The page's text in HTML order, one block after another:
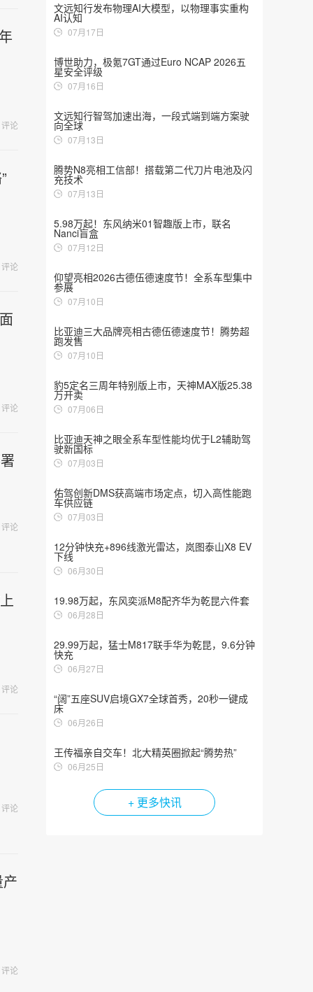
文远知行发布物理AI大模型，以物理事实重构
AI认知
07月17日
博世助力，极氪7GT通过Euro NCAP 2026五
星安全评级
07月16日
文远知行智驾加速出海，一段式端到端方案驶
向全球
07月13日
腾势N8亮相工信部！搭载第二代刀片电池及闪
充技术
07月13日
5.98万起！东风纳米01智趣版上市，联名
Nanci盲盒
07月12日
仰望亮相2026古德伍德速度节！全系车型集中
参展
07月10日
比亚迪三大品牌亮相古德伍德速度节！腾势超
跑发售
07月10日
豹5定名三周年特别版上市，天神MAX版25.38
万开卖
07月06日
比亚迪天神之眼全系车型性能均优于L2辅助驾
驶新国标
07月03日
佑驾创新DMS获高端市场定点，切入高性能跑
车供应链
07月03日
12分钟快充+896线激光雷达，岚图泰山X8 EV
下线
06月30日
19.98万起，东风奕派M8配齐华为乾昆六件套
06月28日
29.99万起，猛士M817联手华为乾昆，9.6分钟
快充
06月27日
“阔”五座SUV启境GX7全球首秀，20秒一键成
床
06月26日
王传福亲自交车！北大精英圈掀起“腾势热”
06月25日
+ 更多快讯
评论
评论
评论
评论
评论
评论
评论